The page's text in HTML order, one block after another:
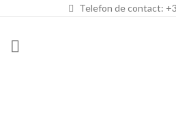
Telefon de contact: